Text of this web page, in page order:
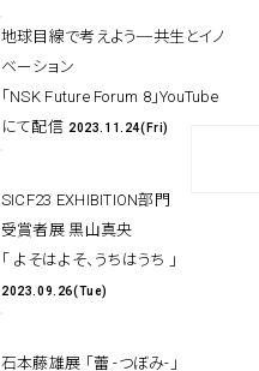
地球目線で考えよう─共生とイノ
ベーション
「NSK Future Forum 8」YouTube
にて配信 2023.11.24(Fri)
SICF23 EXHIBITION部門
受賞者展 黒山真央
「 よそはよそ、うちはうち 」
2023.09.26(Tue)
石本藤雄展 「蕾 -つぼみ-」